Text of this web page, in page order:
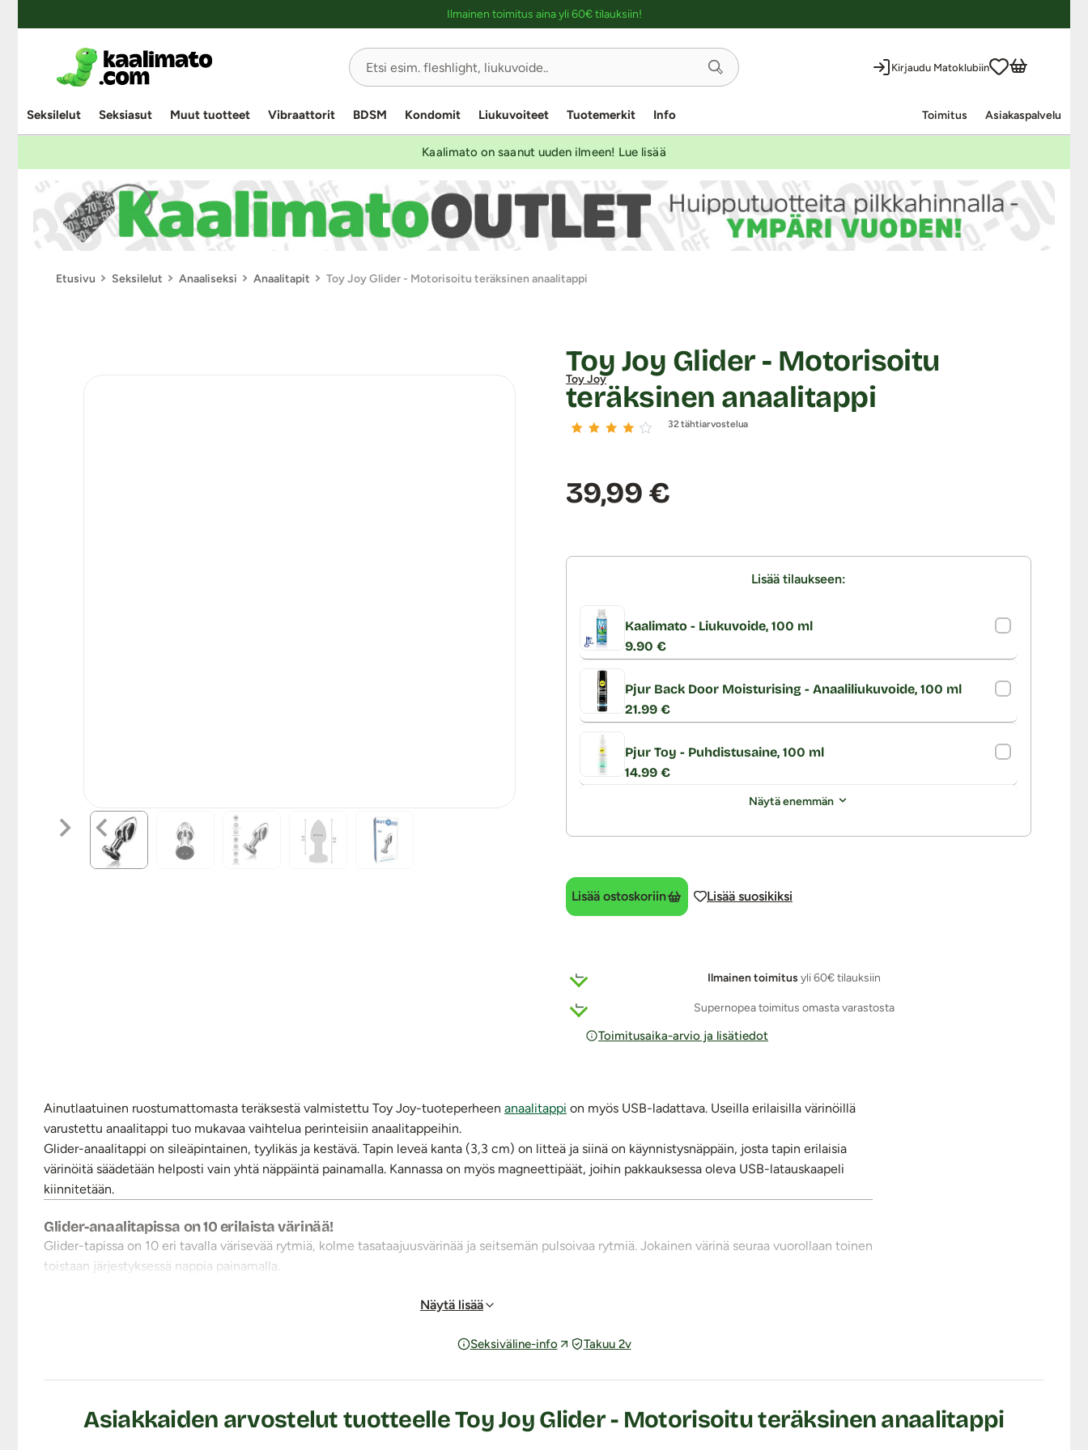
Ilmainen toimitus aina yli 60€ tilauksiin!
Kirjaudu Matoklubiin
Seksilelut Seksiasut Muut tuotteet Vibraattorit BDSM Kondomit Liukuvoiteet Tuotemerkit Info Toimitus Asiakaspalvelu
Kaalimato on saanut uuden ilmeen! Lue lisää
Etusivu Seksilelut Anaaliseksi Anaalitapit Toy Joy Glider - Motorisoitu teräksinen anaalitappi
Toy Joy
Toy Joy Glider - Motorisoitu
teräksinen anaalitappi
32 tähtiarvostelua
Hinta:
39,99 €
Lisää tilaukseen:
Kaalimato - Liukuvoide, 100 ml
9.90 €
Pjur Back Door Moisturising - Anaaliliukuvoide, 100 ml
21.99 €
Pjur Toy - Puhdistusaine, 100 ml
14.99 €
Näytä enemmän
Lisää ostoskoriin Lisää suosikiksi
Ilmainen toimitus yli 60€ tilauksiin
Supernopea toimitus omasta varastosta
Toimitusaika-arvio ja lisätiedot
Ainutlaatuinen ruostumattomasta teräksestä valmistettu Toy Joy-tuoteperheen anaalitappi on myös USB-ladattava. Useilla erilaisilla värinöillä
varustettu anaalitappi tuo mukavaa vaihtelua perinteisiin anaalitappeihin.
Glider-anaalitappi on sileäpintainen, tyylikäs ja kestävä. Tapin leveä kanta (3,3 cm) on litteä ja siinä on käynnistysnäppäin, josta tapin erilaisia
värinöitä säädetään helposti vain yhtä näppäintä painamalla. Kannassa on myös magneettipäät, joihin pakkauksessa oleva USB-latauskaapeli
kiinnitetään.
Glider-anaalitapissa on 10 erilaista värinää!
Glider-tapissa on 10 eri tavalla värisevää rytmiä, kolme tasataajuusvärinää ja seitsemän pulsoivaa rytmiä. Jokainen värinä seuraa vuorollaan toinen
toistaan järjestyksessä nappia painamalla.
Lataa tapin akku täyteen ennen ensimmäistä käyttökertaa pakkauksessa olevalla magneettikiinnitteisellä latauskaapelilla. Lataamisen aikana
magneettinapoihin tai akku ei ala latautua, puhdista napojen pinnat ja aktivoi latauskaapelin magneettinavat kiinnittämällä ne hetkeksi
Sijoita anustappi varovasti anaaliin tuntemuksiasi kuunnellen reilun liukuvoiteen kera.
Näytä lisää
Seksiväline-info Takuu 2v
Asiakkaiden arvostelut tuotteelle Toy Joy Glider - Motorisoitu teräksinen anaalitappi